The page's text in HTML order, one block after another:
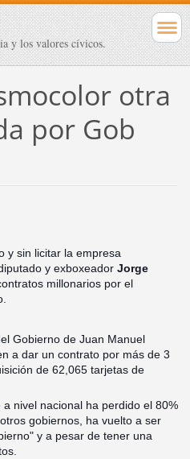
y los valores cívicos.
otra
por Gob
y sin licitar la empresa
y exboxeador Jorge
millonarios por el
Gobierno de Juan Manuel
a dar un contrato por más de 3
de 62,065 tarjetas de
nivel nacional ha perdido el 80%
gobiernos, ha vuelto a ser
y a pesar de tener una